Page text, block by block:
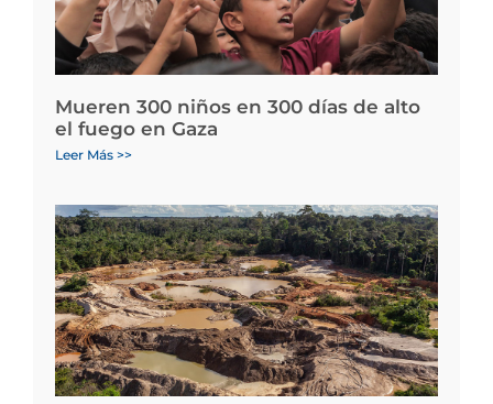
Mueren 300 niños en 300 días de alto
el fuego en Gaza
Leer Más >>